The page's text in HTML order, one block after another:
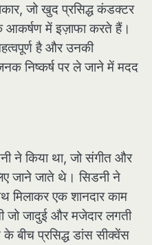
जो खुद प्रसिद्ध कंडक्टर
आकर्षण में इज़ाफा करते हैं।
है और उनकी
निष्कर्ष पर ले जाने में मदद
ने किया था, जो संगीत और
जाने जाते थे। सिडनी ने
मिलाकर एक शानदार काम
जो जादुई और मजेदार लगती
बीच प्रसिद्ध डांस सीक्वेंस